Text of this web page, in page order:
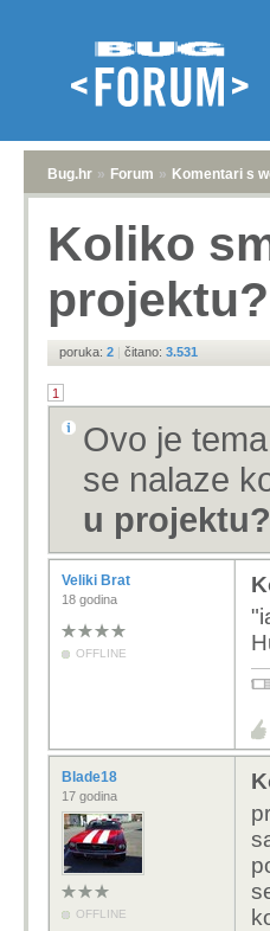
Bug.hr » Forum » Komentari s
Koliko
projektu?
poruka: 2 | čitano: 3.531
1
Ovo je
se nalaze
u projektu?
Veliki Brat
18 godina
OFFLINE
Blade18
17 godina
OFFLINE